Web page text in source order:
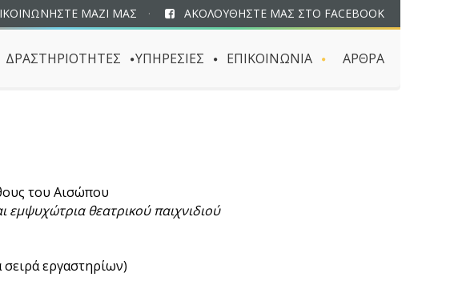
ΜΑΖΙ ΜΑΣ · ΑΚΟΛΟΥΘΗΣΤΕ ΜΑΣ ΣΤΟ FACEBOOK
ΔΡΑΣΤΗΡΙΟΤΗΤΕΣ ΥΠΗΡΕΣΙΕΣ ΕΠΙΚΟΙΝΩΝΙΑ ΑΡΘΡΑ
του Αισώπου
θεατρικού παιχνιδιού
εργαστηρίων)